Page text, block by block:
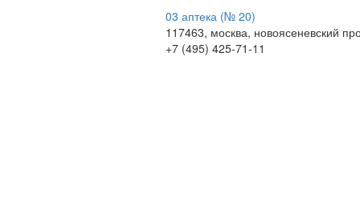
03 аптека (№ 20)
117463, москва, новоясеневский
+7 (495) 425-71-11